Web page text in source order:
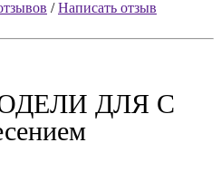
/Написать отзыв
ДЛЯ C